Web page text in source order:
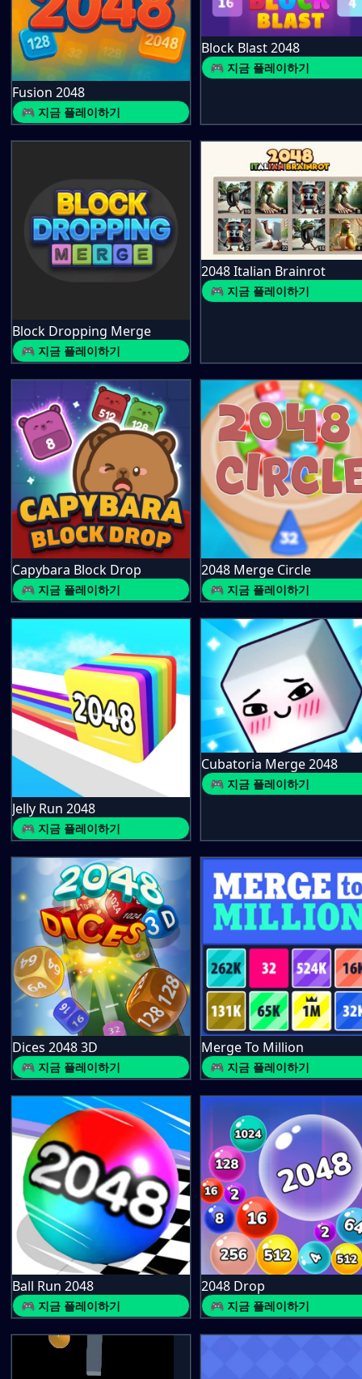
Fusion 2048
🎮 지금 플레이하기
Block Blast 2048
🎮 지금 플레이하기
Block Dropping Merge
🎮 지금 플레이하기
2048 Italian Brainrot
🎮 지금 플레이하기
Capybara Block Drop
🎮 지금 플레이하기
2048 Merge Circle
🎮 지금 플레이하기
Jelly Run 2048
🎮 지금 플레이하기
Cubatoria Merge 2048
🎮 지금 플레이하기
Dices 2048 3D
🎮 지금 플레이하기
Merge To Million
🎮 지금 플레이하기
Ball Run 2048
🎮 지금 플레이하기
2048 Drop
🎮 지금 플레이하기